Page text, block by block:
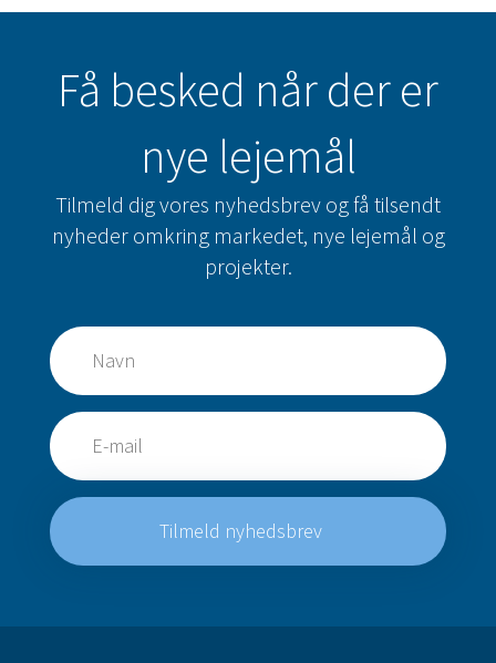
Få besked når der er
nye lejemål
Tilmeld dig vores nyhedsbrev og få tilsendt
nyheder omkring markedet, nye lejemål og
projekter.
Tilmeld nyhedsbrev